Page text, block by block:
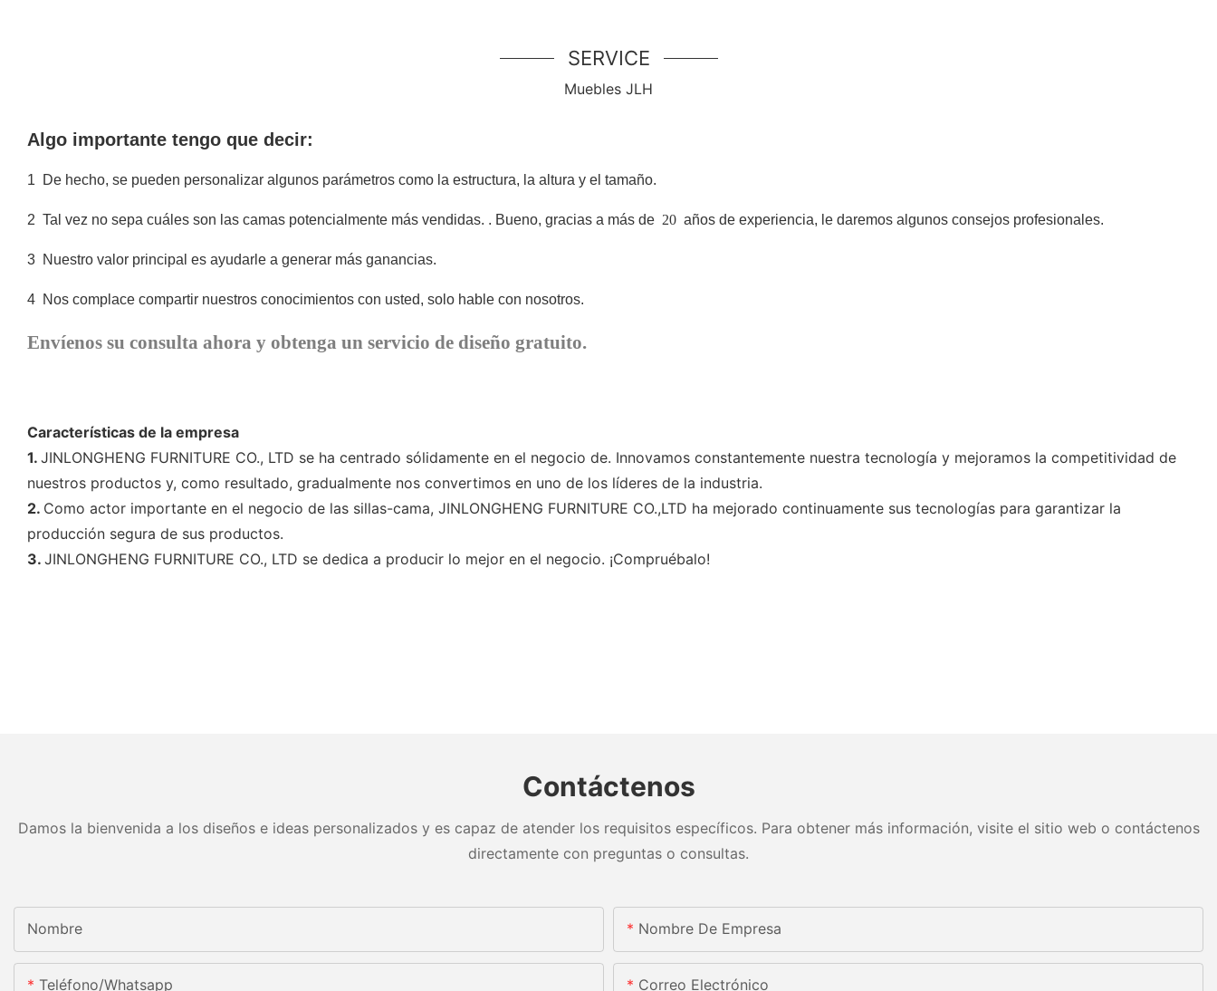
SERVICE
Muebles JLH
Algo importante tengo que decir:
1 De hecho, se pueden personalizar algunos parámetros como la estructura, la altura y el tamaño.
2 Tal vez no sepa cuáles son las camas potencialmente más vendidas. . Bueno, gracias a más de 20 años de experiencia, le daremos algunos consejos profesionales.
3 Nuestro valor principal es ayudarle a generar más ganancias.
4 Nos complace compartir nuestros conocimientos con usted, solo hable con nosotros.
Envíenos su consulta ahora y obtenga un servicio de diseño gratuito.
Características de la empresa
1. JINLONGHENG FURNITURE CO., LTD se ha centrado sólidamente en el negocio de. Innovamos constantemente nuestra tecnología y mejoramos la competitividad de
nuestros productos y, como resultado, gradualmente nos convertimos en uno de los líderes de la industria.
2. Como actor importante en el negocio de las sillas-cama, JINLONGHENG FURNITURE CO.,LTD ha mejorado continuamente sus tecnologías para garantizar la
producción segura de sus productos.
3. JINLONGHENG FURNITURE CO., LTD se dedica a producir lo mejor en el negocio. ¡Compruébalo!
Contáctenos
Damos la bienvenida a los diseños e ideas personalizados y es capaz de atender los requisitos específicos. Para obtener más información, visite el sitio web o contáctenos
directamente con preguntas o consultas.
Nombre Nombre De Empresa
Teléfono/whatsapp Correo Electrónico